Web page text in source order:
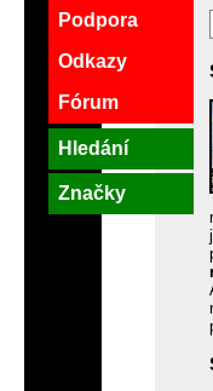
Podpora
Odkazy
Fórum
Hledání
Značky